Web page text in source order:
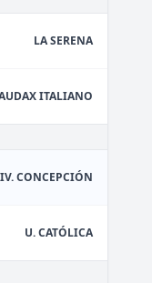
LA SERENA
ITALIANO
CONCEPCIÓN
U. CATÓLICA